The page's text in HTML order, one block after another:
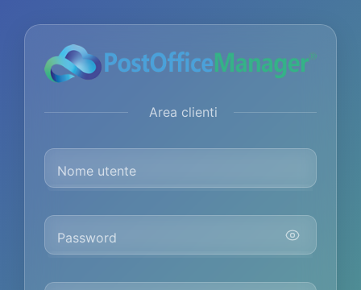
Area clienti
Nome utente
Password